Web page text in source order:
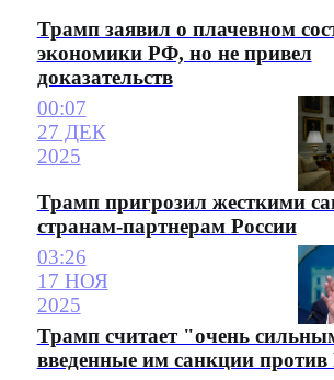
Трамп заявил о плачевном
экономики РФ, но не привел
доказательств
00:07
27 ДЕК
2025
Трамп пригрозил жесткими
странам-партнерам России
03:26
17 НОЯ
2025
Трамп считает "очень
введенные им санкции